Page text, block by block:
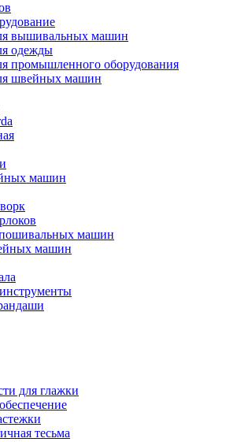
вышивальных машин
одежды
промышленного оборудования
швейных машин
машин
машин
машин
для глажки
тесьма